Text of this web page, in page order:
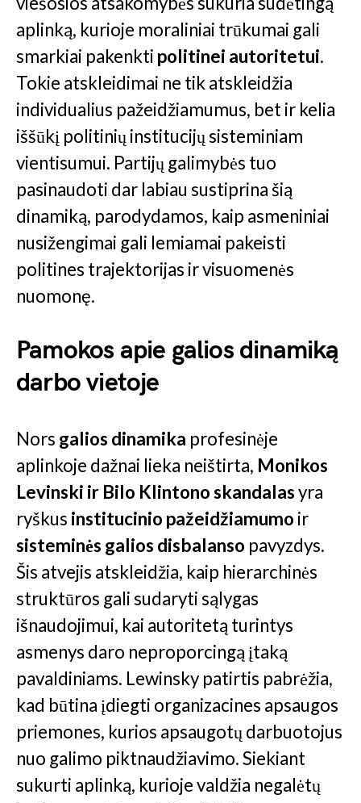
aplinką, kurioje moraliniai trūkumai gali
smarkiai pakenkti politinei autoritetui.
Tokie atskleidimai ne tik atskleidžia
individualius pažeidžiamumus, bet ir kelia
iššūkį politinių institucijų sisteminiam
vientisumui. Partijų galimybės tuo
pasinaudoti dar labiau sustiprina šią
dinamiką, parodydamos, kaip asmeniniai
nusižengimai gali lemiamai pakeisti
politines trajektorijas ir visuomenės
nuomonę.
Pamokos apie galios dinamiką
darbo vietoje
Nors galios dinamika profesinėje
aplinkoje dažnai lieka neištirta, Monikos
Levinski ir Bilo Klintono skandalasyra
ryškus institucinio pažeidžiamumo ir
sisteminės galios disbalanso pavyzdys.
Šis atvejis atskleidžia, kaip hierarchinės
struktūros gali sudaryti sąlygas
išnaudojimui, kai autoritetą turintys
asmenys daro neproporcingą įtaką
pavaldiniams. Lewinsky patirtis pabrėžia,
kad būtina įdiegti organizacines apsaugos
priemones, kurios apsaugotų darbuotojus
nuo galimo piktnaudžiavimo. Siekiant
sukurti aplinką, kurioje valdžia negalėtų